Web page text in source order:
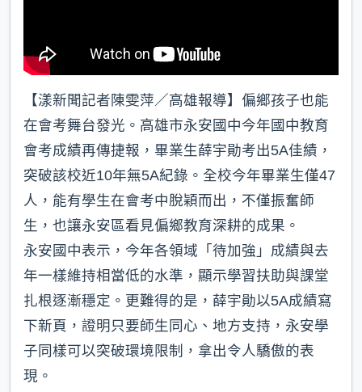
【漾新聞記者陳雯萍／高雄報導】偏鄉孩子也能
在會考舞台發光。高雄市永安國中今年國中教育
會考成績再傳捷報，畢業生薛宇勛考出5A佳績，
突破該校近10年無5A紀錄。全校今年畢業生僅47
人，能有學生在會考中脫穎而出，不僅振奮師
生，也讓永安區看見偏鄉教育深耕的成果。
永安國中表示，今年各領域「待加強」成績與去
年一樣維持相當低的水準，顯示學習扶助與課堂
扎根逐漸穩定。更難得的是，薛宇勛以5A成績寫
下新頁，證明只要師生同心、地方支持，永安學
子同樣可以突破環境限制，拿出令人驕傲的表
現。